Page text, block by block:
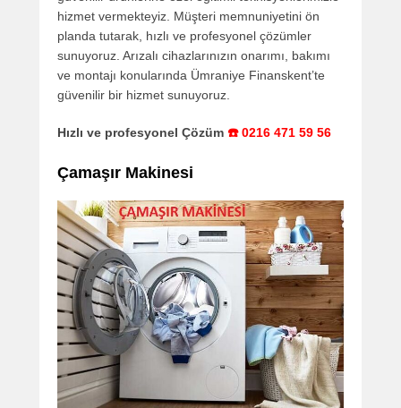
hizmet vermekteyiz. Müşteri memnuniyetini ön
planda tutarak, hızlı ve profesyonel çözümler
sunuyoruz. Arızalı cihazlarınızın onarımı, bakımı
ve montajı konularında Ümraniye Finanskent’te
güvenilir bir hizmet sunuyoruz.
Hızlı ve profesyonel Çözüm ☎️ 0216 471 59 56
Çamaşır Makinesi